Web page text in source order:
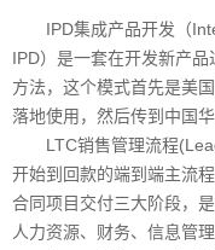
IPD集成产品开发（
IPD）是一套在开发新产
方法，这个模式首先是美
落地使用，然后传到中国
LTC销售管理流程
开始到回款的端到端主流
合同项目交付三大阶段，
人力资源、财务、信息管